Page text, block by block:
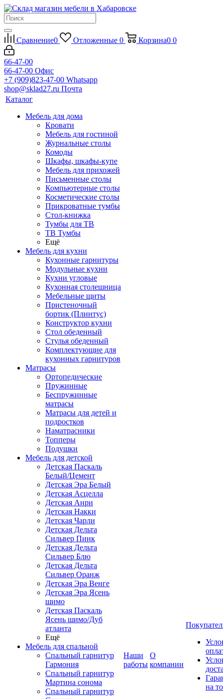
Сравнение0 Отложенные 0 Корзина0 0
66-47-00
66-47-00 Офис
+7 (909)823-47-00 Whatsapp
shop@sklad27.ru Почта
Каталог
Мебель для дома
Кровати
Мебель для гостиной
Журнальные столы
Комоды
Шкафы, шкафы-купе
Мебель для прихожей
Письменные столы
Компьютерные столы
Косметические столы
Прикроватные тумбы
Стол-книжка
Тумбы для ТВ
ТВ Тумбы
Ещё
Мебель для кухни
Кухонные гарнитуры
Модульные кухни
Кухни угловые
Кухонная столешница
Мебельные щиты
Пристеночный
бортик (Плинтус)
Конструктор кухни
Стол обеденный
Стулья обеденный
Комплектующие для
кухонных гарнитуров
Матраcы
Ортопедические
Пружинные
Беспружинные
матрасы
Матрасы для детей и
подростков
Наматрасники
Топперы
Подушки
Мебель для детской
Детская Паскаль
Белый/Цемент
Детская Эра Белый
Детская Асцелла
Детская Анри
Детская Накки
Детская Чарли
Детская Дельта
Сильвер Пинк
Детская Дельта
Сильвер Блю
Детская Дельта
Сильвер Оранж
Детская Эра Венге
Детская Эра Ясень
шимо
Детская Паскаль
Ясень шимо/Дуб
атланта
Ещё
Мебель для спальной
Спальный гарнитур
Гармония
Спальный гарнитур
Мартина сонома
Спальный гарнитур
Наши
работы
О
компании
на